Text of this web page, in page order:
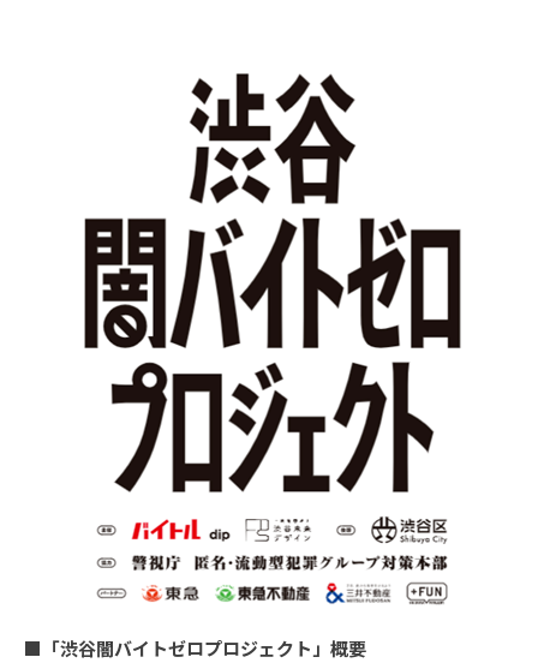
■「渋谷闇バイトゼロプロジェクト」概要